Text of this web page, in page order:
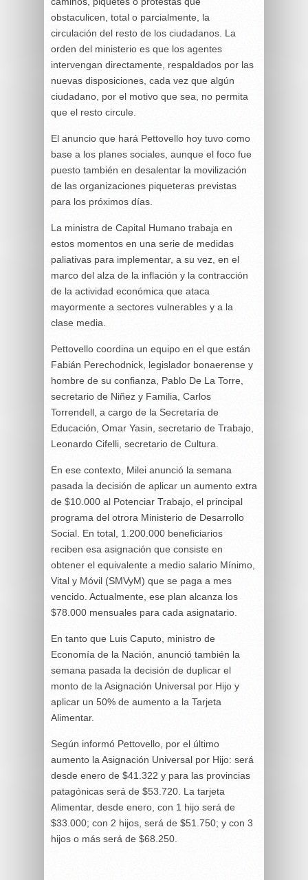
obstaculicen, total o parcialmente, la
circulación del resto de los ciudadanos. La
orden del ministerio es que los agentes
intervengan directamente, respaldados por las
nuevas disposiciones, cada vez que algún
ciudadano, por el motivo que sea, no permita
que el resto circule.
El anuncio que hará Pettovello hoy tuvo como
base a los planes sociales, aunque el foco fue
puesto también en desalentar la movilización
de las organizaciones piqueteras previstas
para los próximos días.
La ministra de Capital Humano trabaja en
estos momentos en una serie de medidas
paliativas para implementar, a su vez, en el
marco del alza de la inflación y la contracción
de la actividad económica que ataca
mayormente a sectores vulnerables y a la
clase media.
Pettovello coordina un equipo en el que están
Fabián Perechodnick, legislador bonaerense y
hombre de su confianza, Pablo De La Torre,
secretario de Niñez y Familia, Carlos
Torrendell, a cargo de la Secretaría de
Educación, Omar Yasin, secretario de Trabajo,
Leonardo Cifelli, secretario de Cultura.
En ese contexto, Milei anunció la semana
pasada la decisión de aplicar un aumento extra
de $10.000 al Potenciar Trabajo, el principal
programa del otrora Ministerio de Desarrollo
Social. En total, 1.200.000 beneficiarios
reciben esa asignación que consiste en
obtener el equivalente a medio salario Mínimo,
Vital y Móvil (SMVyM) que se paga a mes
vencido. Actualmente, ese plan alcanza los
$78.000 mensuales para cada asignatario.
En tanto que Luis Caputo, ministro de
Economía de la Nación, anunció también la
semana pasada la decisión de duplicar el
monto de la Asignación Universal por Hijo y
aplicar un 50% de aumento a la Tarjeta
Alimentar.
Según informó Pettovello, por el último
aumento la Asignación Universal por Hijo: será
desde enero de $41.322 y para las provincias
patagónicas será de $53.720. La tarjeta
Alimentar, desde enero, con 1 hijo será de
$33.000; con 2 hijos, será de $51.750; y con 3
hijos o más será de $68.250.